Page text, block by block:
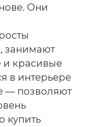
Они
занимают
и красивые
в интерьере
— позволяют
купить